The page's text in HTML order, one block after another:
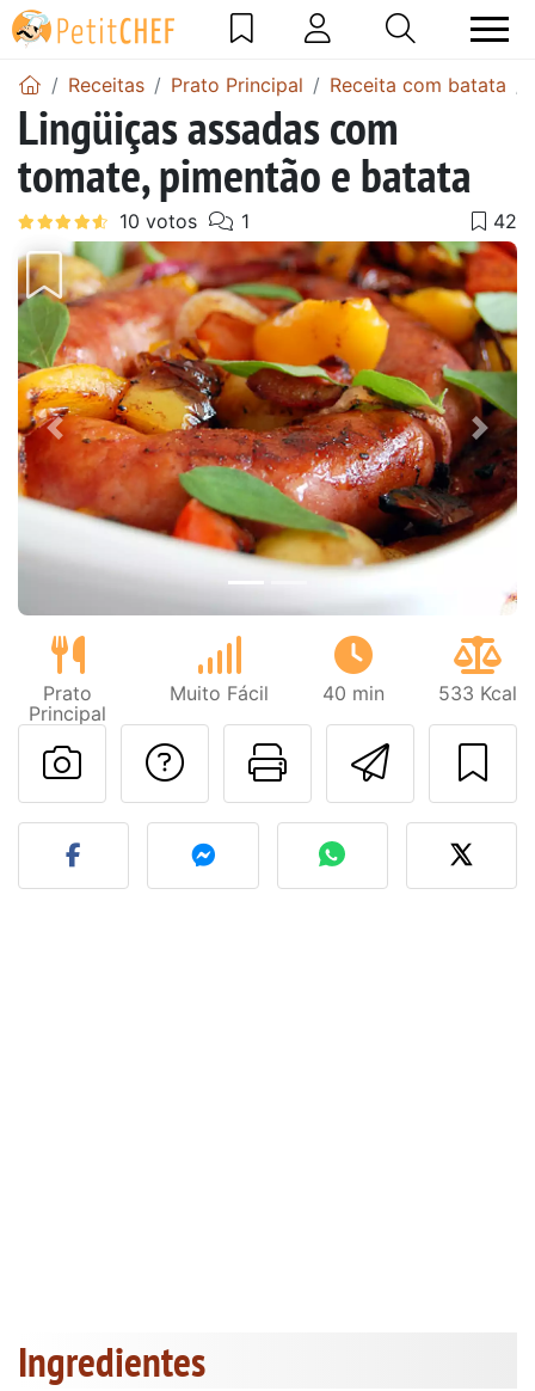
Receitas Prato Principal Receita com batata
Lingüiças assadas com
tomate, pimentão e batata
Anterior Next
Prato
Principal
Muito Fácil 40 min 533 Kcal
Imprima
Falar com o autor
Fez esta receita?
Ingredientes